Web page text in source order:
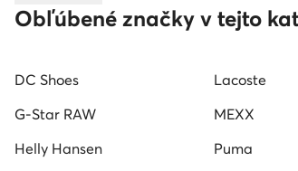
Tamaris lodičky Karl lagerfeld
Tenisky lacoste dámske Dámske
Obľúbené značky v tejto
DC Shoes Lacoste
G-Star RAW
MEXX
Helly Hansen
Puma